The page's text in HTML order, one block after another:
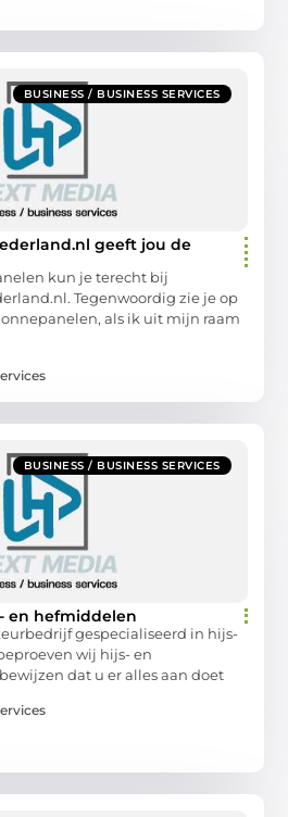
BUSINESS / BUSINESS SERVICES
geeft jou de
kun je terecht bij
Tegenwoordig zie je op
als ik uit mijn raam
BUSINESS / BUSINESS SERVICES
en hefmiddelen
gespecialiseerd in hijs-
wij hijs- en
dat u er alles aan doet